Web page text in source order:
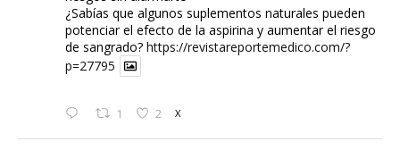
¿Sabías que algunos suplementos naturales pueden
potenciar el efecto de la aspirina y aumentar el riesgo
de sangrado? https://revistareportemedico.com/?
p=27795
1 2 X